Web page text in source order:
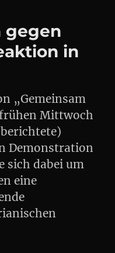
gegen
in
„Gemeinsam
Mittwoch
Demonstration
sich dabei um
eine